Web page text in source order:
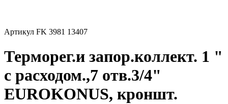
Артикул FK 3981 13407
Терморег.и запор.коллект. 1 "
с расходом.,7 отв.3/4"
EUROKONUS, кроншт.